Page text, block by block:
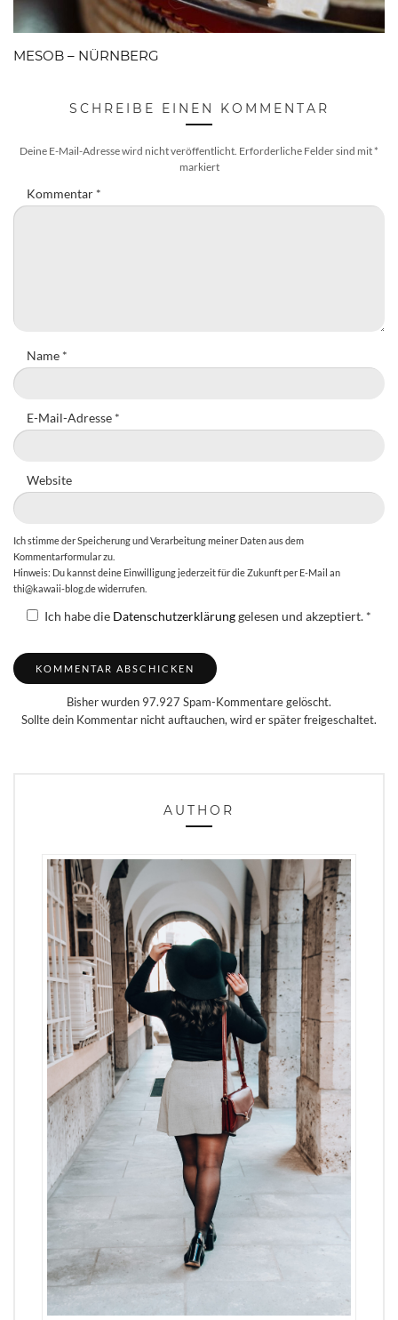
MESOB – NÜRNBERG
SCHREIBE EINEN KOMMENTAR
Deine E-Mail-Adresse wird nicht veröffentlicht. Erforderliche Felder sind mit *
markiert
Kommentar *
Name *
E-Mail-Adresse *
Website
Ich stimme der Speicherung und Verarbeitung meiner Daten aus dem
Kommentarformular zu.
Hinweis: Du kannst deine Einwilligung jederzeit für die Zukunft per E-Mail an
thi@kawaii-blog.de widerrufen.
Ich habe die Datenschutzerklärunggelesen und akzeptiert. *
Bisher wurden 97.927 Spam-Kommentare gelöscht.
Sollte dein Kommentar nicht auftauchen, wird er später freigeschaltet.
AUTHOR